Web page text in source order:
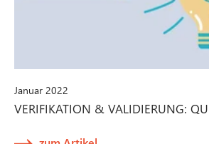
Januar 2022
VERIFIKATION & VALIDIERUNG: